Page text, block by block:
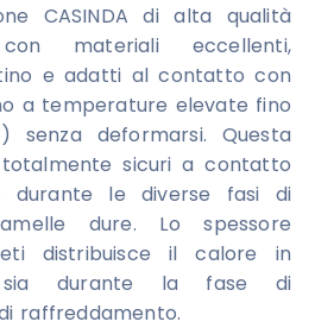
CASINDA di alta qualità
materiali eccellenti,
e adatti al contatto con
a temperature elevate fino
senza deformarsi. Questa
sicuri a contatto
durante le diverse fasi di
dure. Lo spessore
distribuisce il calore in
sia durante la fase di
raffreddamento.